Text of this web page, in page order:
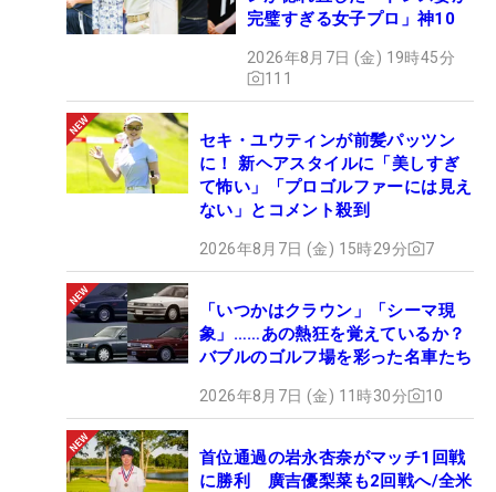
完璧すぎる女子プロ」神10
2026年8月7日 (金) 19時45分
111
セキ・ユウティンが前髪パッツン
に！ 新ヘアスタイルに「美しすぎ
て怖い」「プロゴルファーには見え
ない」とコメント殺到
2026年8月7日 (金) 15時29分 7
「いつかはクラウン」「シーマ現
象」……あの熱狂を覚えているか？
バブルのゴルフ場を彩った名車たち
2026年8月7日 (金) 11時30分 10
首位通過の岩永杏奈がマッチ1回戦
に勝利 廣吉優梨菜も2回戦へ/全米